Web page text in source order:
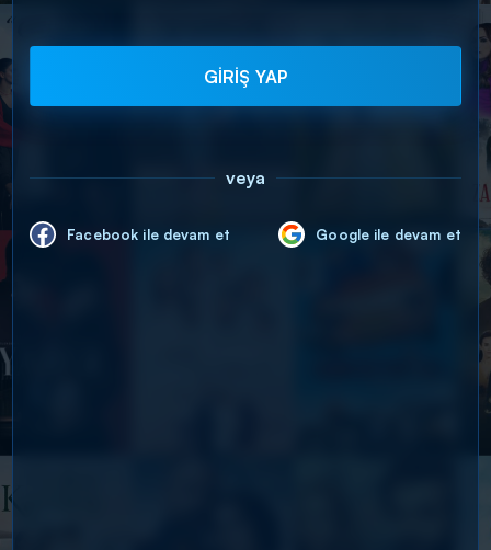
GİRİŞ YAP
veya
Facebook ile devam et Google ile devam et